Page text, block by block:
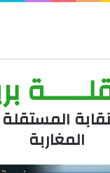
المغاربة